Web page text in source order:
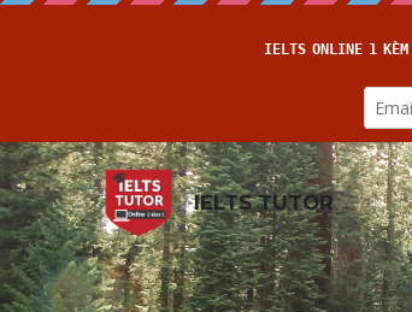
IELTS TUTOR